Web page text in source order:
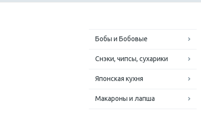
Бобы и Бобовые
Снэки, чипсы, сухарики
Японская кухня
Макароны и лапша